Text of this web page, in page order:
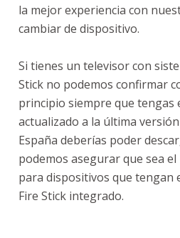
la mejor experiencia con
cambiar de dispositivo.
Si tienes un televisor con
Stick no podemos confirmar
principio siempre que tengas
actualizado a la última
España deberías poder
podemos asegurar que sea
para dispositivos que tengan
Fire Stick integrado.